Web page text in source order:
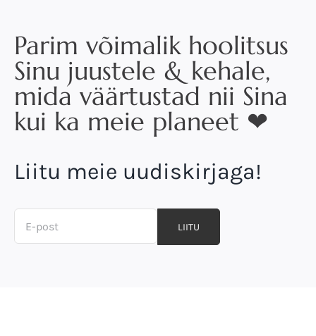
Parim võimalik hoolitsus
Sinu juustele & kehale,
mida väärtustad nii Sina
kui ka meie planeet ❤
Liitu meie uudiskirjaga!
LIITU